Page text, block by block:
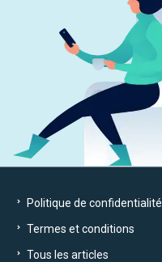
Politique de confidentialité
Termes et conditions
Tous les articles